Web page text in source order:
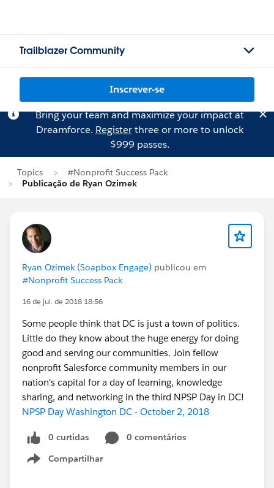
Trailblazer Community
Inscrever-se
Bring your team and maximize your impact at
Dreamforce. Registerthree or more to unlock
$999 passes.
Topics
#Nonprofit Success Pack
Publicação de Ryan Ozimek
Ryan Ozimek (Soapbox Engage) publicou em
#Nonprofit Success Pack
16 de jul. de 2018 18:56
Some people think that DC is just a town of politics.
Little do they know about the huge energy for doing
good and serving our communities. Join fellow
nonprofit Salesforce community members in our
nation's capital for a day of learning, knowledge
sharing, and networking in the third NPSP Day in DC!
NPSP Day Washington DC - October 2, 2018
0 curtidas
0 comentários
Compartilhar
Show menu